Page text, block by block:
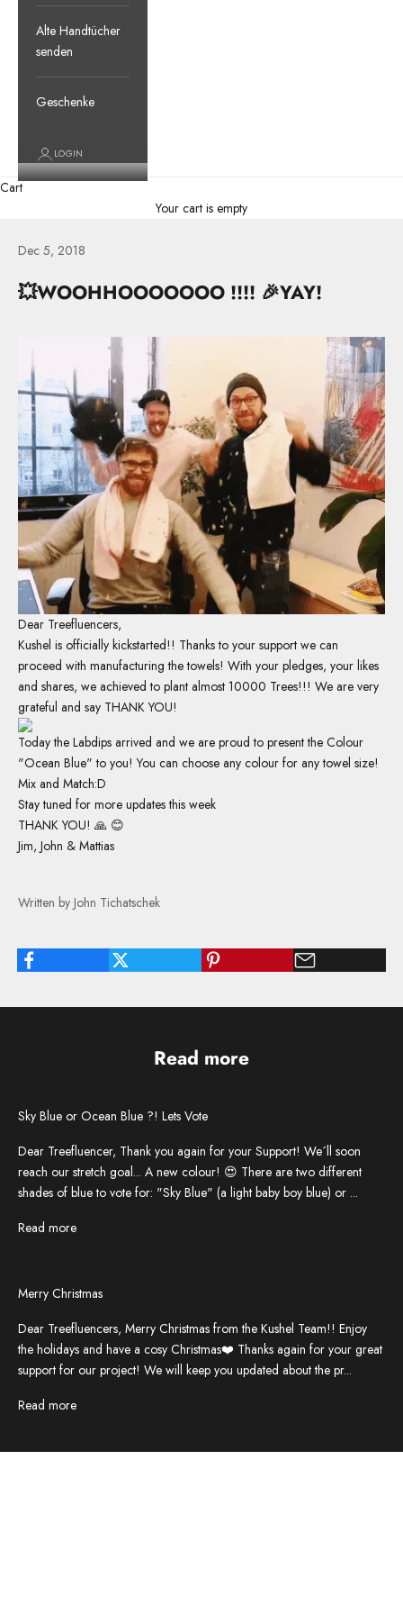
Alte Handtücher
senden
Geschenke
LOGIN
Cart
Your cart is empty
Dec 5, 2018
💥WOOHHOOOOOOO !!!! 🎉YAY!
Dear Treefluencers,
Kushel is officially kickstarted!! Thanks to your support we can
proceed with manufacturing the towels! With your pledges, your likes
and shares, we achieved to plant almost 10000 Trees!!! We are very
grateful and say THANK YOU!
Today the Labdips arrived and we are proud to present the Colour
"Ocean Blue" to you! You can choose any colour for any towel size!
Mix and Match:D
Stay tuned for more updates this week
THANK YOU! 🙏 😊
Jim, John & Mattias
Written by John Tichatschek
Read more
Sky Blue or Ocean Blue ?! Lets Vote
Dear Treefluencer, Thank you again for your Support! We´ll soon
reach our stretch goal... A new colour! 😍 There are two different
shades of blue to vote for: "Sky Blue" (a light baby boy blue) or ...
Read more
Merry Christmas
Dear Treefluencers, Merry Christmas from the Kushel Team!! Enjoy
the holidays and have a cosy Christmas❤️ Thanks again for your great
support for our project! We will keep you updated about the pr...
Read more